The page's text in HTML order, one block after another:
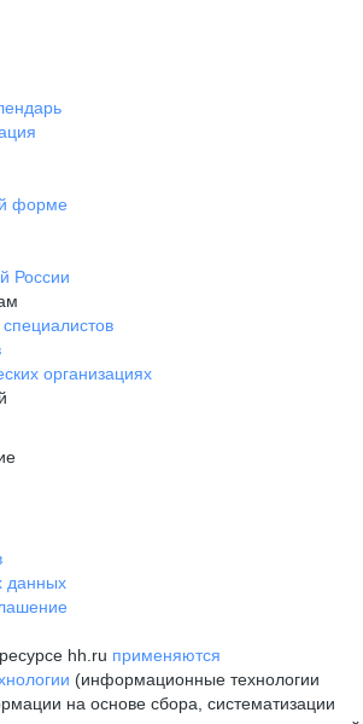
форме
России
организациях
данных
hh.ru применяются
(информационные технологии
на основе сбора, систематизации